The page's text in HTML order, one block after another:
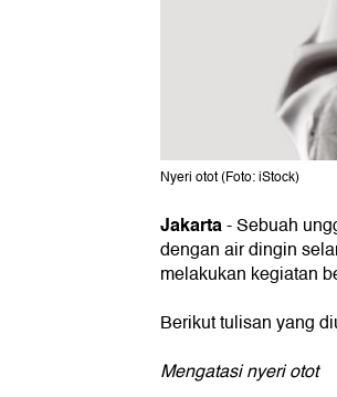
Nyeri otot (Foto: iStock)
Jakarta- Sebuah
dengan air dingin
melakukan kegiatan
Berikut tulisan yang
Mengatasi nyeri otot